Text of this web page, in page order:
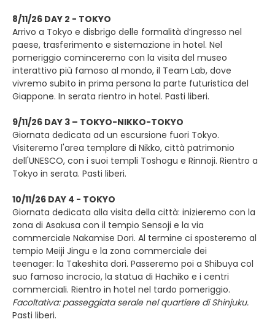
8/11/26 DAY 2 - TOKYO
Arrivo a Tokyo e disbrigo delle formalità d’ingresso nel
paese, trasferimento e sistemazione in hotel. Nel
pomeriggio cominceremo con la visita del museo
interattivo più famoso al mondo, il Team Lab, dove
vivremo subito in prima persona la parte futuristica del
Giappone. In serata rientro in hotel. Pasti liberi.
9/11/26 DAY 3 – TOKYO-NIKKO-TOKYO
Giornata dedicata ad un escursione fuori Tokyo.
Visiteremo l'area templare di Nikko, città patrimonio
dell'UNESCO, con i suoi templi Toshogu e Rinnoji. Rientro a
Tokyo in serata. Pasti liberi.
10/11/26 DAY 4 - TOKYO
Giornata dedicata alla visita della città: inizieremo con la
zona di Asakusa con il tempio Sensoji e la via
commerciale Nakamise Dori. Al termine ci sposteremo al
tempio Meiji Jingu e la zona commerciale dei
teenager: la Takeshita dori. Passeremo poi a Shibuya col
suo famoso incrocio, la statua di Hachiko e i centri
commerciali. Rientro in hotel nel tardo pomeriggio.
Facoltativa: passeggiata serale nel quartiere di Shinjuku.
Pasti liberi.